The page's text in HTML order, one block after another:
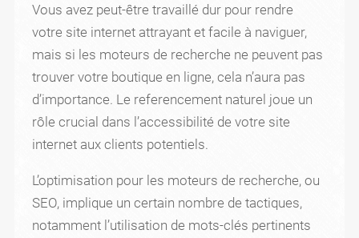
Vous avez peut-être travaillé dur pour rendre
votre site internet attrayant et facile à naviguer,
mais si les moteurs de recherche ne peuvent pas
trouver votre boutique en ligne, cela n’aura pas
d’importance. Le referencement naturel joue un
rôle crucial dans l’accessibilité de votre site
internet aux clients potentiels.
L’optimisation pour les moteurs de recherche, ou
SEO, implique un certain nombre de tactiques,
notamment l’utilisation de mots-clés pertinents